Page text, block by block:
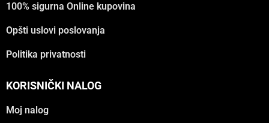
100% sigurna Online kupovina
Opšti uslovi poslovanja
Politika privatnosti
KORISNIČKI NALOG
Moj nalog